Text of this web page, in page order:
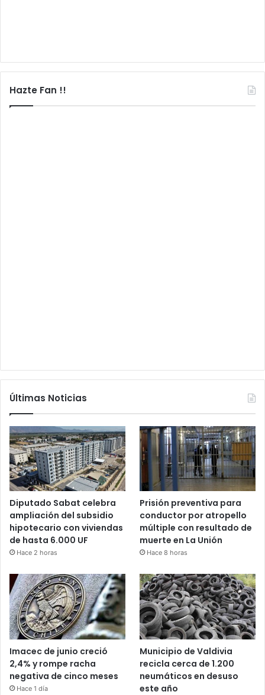
Hazte Fan !!
Últimas Noticias
Diputado Sabat celebra
ampliación del subsidio
hipotecario con viviendas
de hasta 6.000 UF
Hace 2 horas
Prisión preventiva para
conductor por atropello
múltiple con resultado de
muerte en La Unión
Hace 8 horas
Imacec de junio creció
2,4% y rompe racha
negativa de cinco meses
Hace 1 día
Municipio de Valdivia
recicla cerca de 1.200
neumáticos en desuso
este año